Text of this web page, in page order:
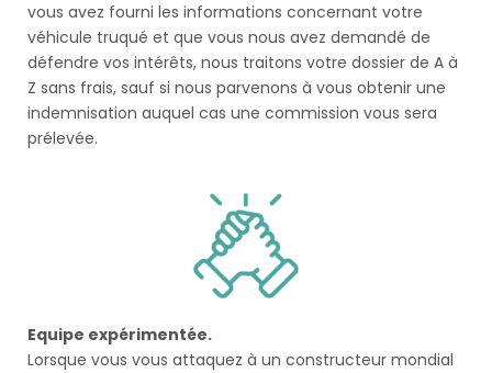
vous avez fourni les informations concernant votre
véhicule truqué et que vous nous avez demandé de
défendre vos intérêts, nous traitons votre dossier de A à
Z sans frais, sauf si nous parvenons à vous obtenir une
indemnisation auquel cas une commission vous sera
prélevée.
Equipe expérimentée.
Lorsque vous vous attaquez à un constructeur mondial